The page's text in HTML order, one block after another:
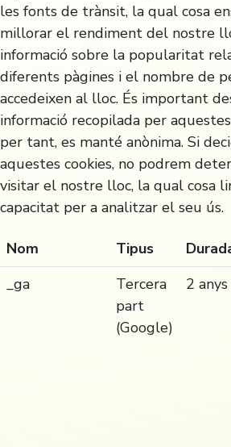
les fonts de trànsit, la qual cosa
millorar el rendiment del nostre
informació sobre la popularitat
diferents pàgines i el nombre de
accedeixen al lloc. És important
informació recopilada per
per tant, es manté anònima. Si
aquestes cookies, no podrem
visitar el nostre lloc, la qual cosa
capacitat per a analitzar el seu ús.
Nom Tipus
_ga
Tercera
part
(Google)
2 anys